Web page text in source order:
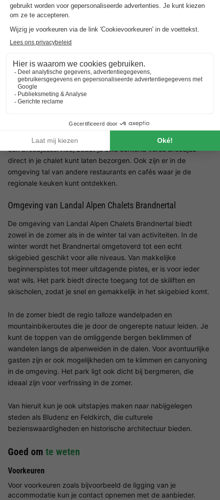
Restaurant Landal Alpen Chalets Brandnertal
Landal Alpen Chalets Brandnertal heeft een gezellig restaurant
met regionale en internationale gerechten. Je kunt je hier
geniet van het prachtige uitzicht op de Alpen. Het restaurant
gebruikt verse, lokale ingrediënten om een authentieke
Alpenkeuken aan te bieden. Vooral in de winter is het de
perfecte plek om te ontspannen met een warme maaltijd na
willen eten, dan zijn de chalets voorzien van een goed
uitgeruste keuken, zodat je zelf kunt koken. Het park biedt ook
een broodjesservice, zodat je elke ochtend verse broodjes
direct in je chalet kunt laten bezorgen. Ook zijn er in de
omgeving tal van andere restaurants en cafés waar je de
regionale keuken kunt ontdekken.
Omgeving van Landal Alpen Chalets Brandnertal
De omgeving van Landal Alpen Chalets Brandnertal biedt
zowel in de zomer als in de winter tal van activiteiten. In de
winter wordt het Brandnertal omgetoverd tot een echt
skigebied geschikt voor alle niveaus. Van makkelijke
beginnerspistes tot meer uitdagende pistes, er is voor ieder
wat wils. Het park biedt directe toegang tot de skiliften en
skischolen, zodat je snel en gemakkelijk in het skigebied komt.
In de zomer biedt de regio talloze wandelpaden en
mountainbikeroutes die je door de ongerepte natuur leiden. Je
kunt de toppen van de omliggende bergen beklimmen of
wandelen langs de alpenweiden in de dalen. Voor avontuurlijke
gasten zijn er ook mogelijkheden om te klimmen en canyoning
in de omgeving. Het park ligt ook dicht bij bergmeren, die
ideaal zijn voor verfrissing in de zomer.
Van hieruit kun je ook uitstapjes maken naar nabijgelegen
steden als Bludenz en Feldkirch, die culturele
bezienswaardigheden en historische architectuur bieden.
Goed om te weten
Voorkeuren
Voor voorkeuren zoals bijvoorbeeld de ligging van je
accommodatie kun je contact opnemen met de aanbieder.